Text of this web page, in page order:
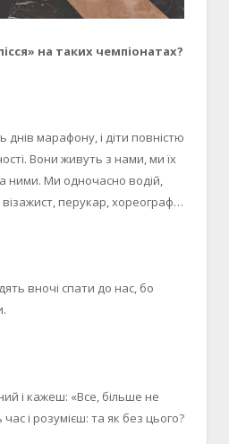
на таких чемпіонатах?
марафону, і діти повністю
Вони живуть з нами, ми їх
ними. Ми одночасно водій,
візажист, перукар, хореограф…
вночі спати до нас, бо
і кажеш: «Все, більше не
і розумієш: та як без цього?